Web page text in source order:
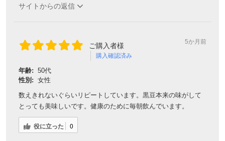
サイトからの返信
ご購入者様
購入確認済み
5か月前
年齢: 50代
性別: 女性
数えきれないぐらいリピートしています。黒豆本来の味がして
とっても美味しいです。健康のために毎朝飲んでいます。
役に立った 0